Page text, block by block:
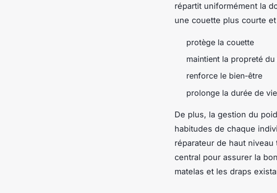
répartit uniformément la
une couette plus courte
protège la couette
maintient la propreté du
renforce le bien-être
prolonge la durée de
De plus, la gestion du
habitudes de chaque
réparateur de haut niveau
central pour assurer la
matelas et les draps